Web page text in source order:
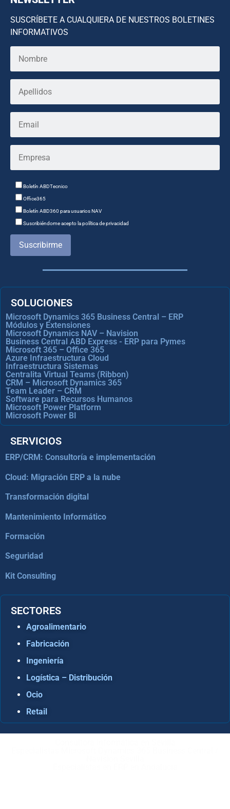
SUSCRÍBETE A CUALQUIERA DE NUESTROS BOLETINES
INFORMATIVOS
Boletín ABDTecnico
Office365
Boletín ABD360 para usuarios NAV
Suscribiéndome acepto la política de privacidad
Suscribirme
SOLUCIONES
Microsoft Dynamics 365 Business Central – ERP
Módulos y Extensiones
Microsoft Dynamics NAV – Navision
Business Central ABD Express - ERP para Pymes
Microsoft 365 – Office 365
Azure Infraestructura Cloud
Infraestructura Sistemas
Centralita Virtual Teams (Ribbon)
CRM – Microsoft Dynamics 365
Team Leader – CRM
Software para Recursos Humanos
Microsoft Power Platform
Microsoft Power BI
SERVICIOS
ERP/CRM: Consultoría e implementación
Cloud: Migración ERP a la nube
Transformación digital
Mantenimiento Informático
Formación
Seguridad
Kit Consulting
SECTORES
Agroalimentario
Fabricación
Ingeniería
Logística – Distribución
Ocio
Retail